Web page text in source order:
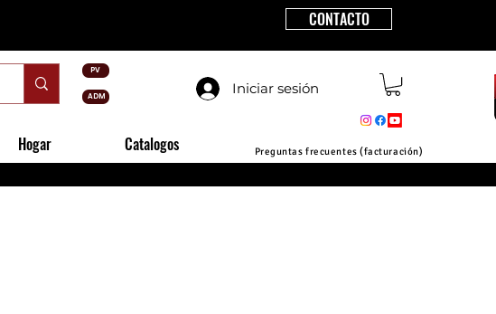
PV
ADM
CONTACTO
Iniciar sesión
Hogar Catalogos Preguntas frecuentes (facturación)